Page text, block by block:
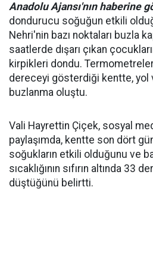
Anadolu Ajansı'nın haberine
dondurucu soğuğun etkili
Nehri'nin bazı noktaları buzla
saatlerde dışarı çıkan
kirpikleri dondu.
dereceyi gösterdiği kentte, yol
buzlanma oluştu.
Vali Hayrettin Çiçek, sosyal
paylaşımda, kentte son dört
soğukların etkili olduğunu ve
sıcaklığının sıfırın altında 33
düştüğünü belirtti.